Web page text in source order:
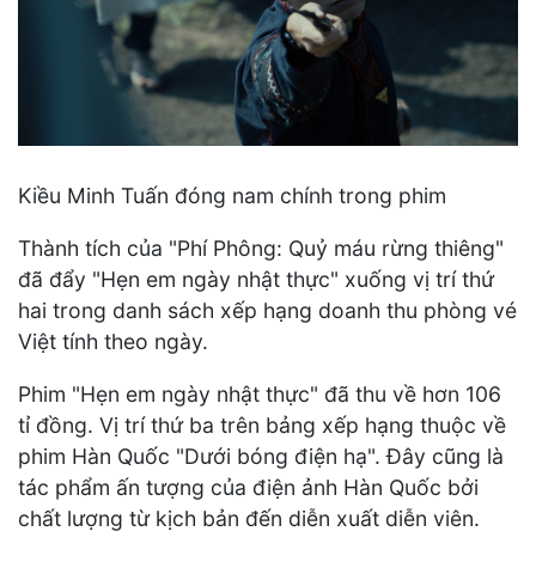
Kiều Minh Tuấn đóng nam chính trong phim
Thành tích của "Phí Phông: Quỷ máu rừng thiêng"
đã đẩy "Hẹn em ngày nhật thực" xuống vị trí thứ
hai trong danh sách xếp hạng doanh thu phòng vé
Việt tính theo ngày.
Phim "Hẹn em ngày nhật thực" đã thu về hơn 106
tỉ đồng. Vị trí thứ ba trên bảng xếp hạng thuộc về
phim Hàn Quốc "Dưới bóng điện hạ". Đây cũng là
tác phẩm ấn tượng của điện ảnh Hàn Quốc bởi
chất lượng từ kịch bản đến diễn xuất diễn viên.